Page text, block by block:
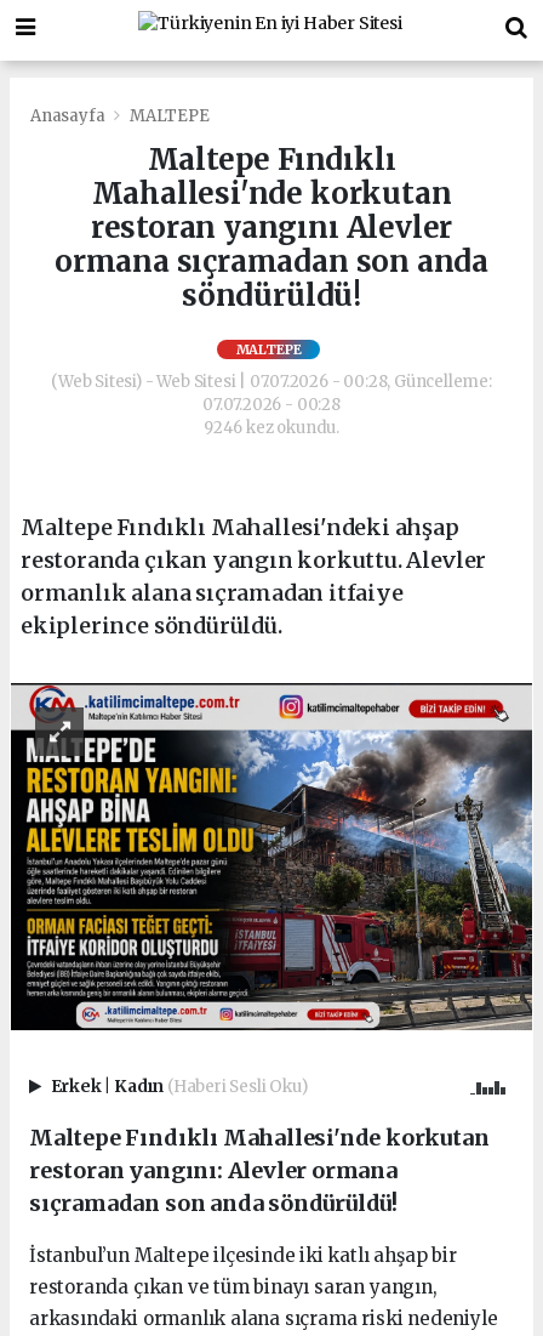
Anasayfa MALTEPE
Maltepe Fındıklı
Mahallesi'nde korkutan
restoran yangını Alevler
ormana sıçramadan son anda
söndürüldü!
MALTEPE
(Web Sitesi) - Web Sitesi | 07.07.2026 - 00:28, Güncelleme:
07.07.2026 - 00:28
9246 kez okundu.
Maltepe Fındıklı Mahallesi'ndeki ahşap
restoranda çıkan yangın korkuttu. Alevler
ormanlık alana sıçramadan itfaiye
ekiplerince söndürüldü.
Erkek Kadın (Haberi Sesli Oku)
Maltepe Fındıklı Mahallesi'nde korkutan
restoran yangını: Alevler ormana
sıçramadan son anda söndürüldü!
İstanbul’un Maltepe ilçesinde iki katlı ahşap bir
restoranda çıkan ve tüm binayı saran yangın,
arkasındaki ormanlık alana sıçrama riski nedeniyle